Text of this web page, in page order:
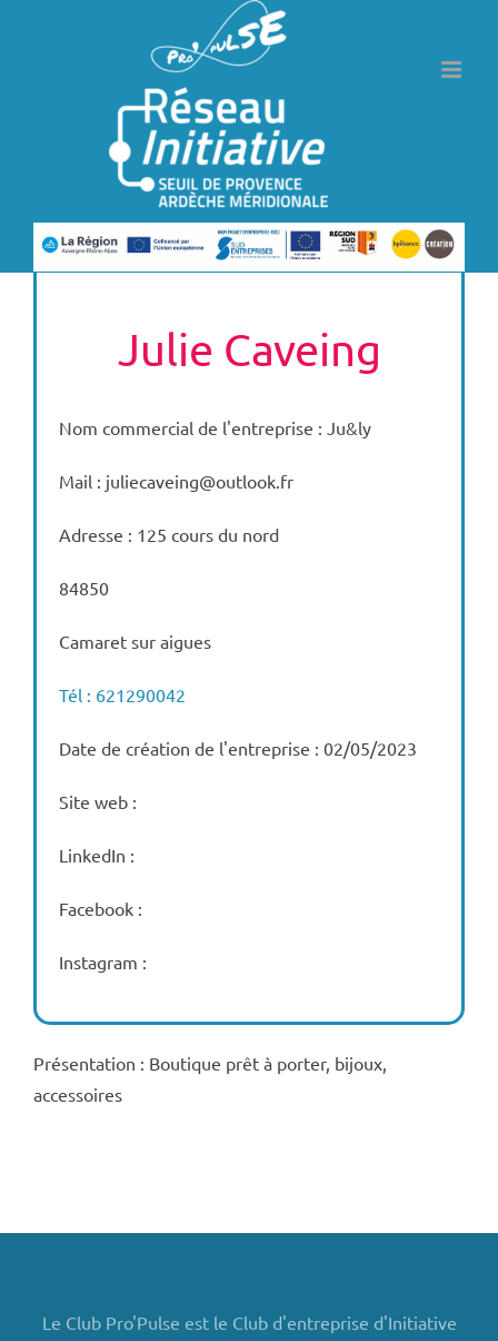
Julie Caveing
Nom commercial de l'entreprise : Ju&ly
Mail : juliecaveing@outlook.fr
Adresse : 125 cours du nord
84850
Camaret sur aigues
Tél : 621290042
Date de création de l'entreprise : 02/05/2023
Site web :
LinkedIn :
Facebook :
Instagram :
Présentation : Boutique prêt à porter, bijoux,
accessoires
Le Club Pro'Pulse est le Club d'entreprise d'Initiative